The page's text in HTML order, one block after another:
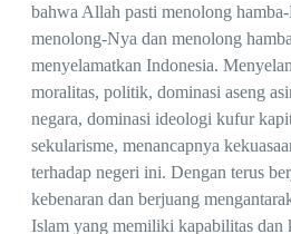
bahwa Allah pasti menolong
menolong-Nya dan menolong
menyelamatkan Indonesia.
moralitas, politik, dominasi aseng
negara, dominasi ideologi kufur
sekularisme, menancapnya
terhadap negeri ini. Dengan terus
kebenaran dan berjuang
Islam yang memiliki kapabilitas dan